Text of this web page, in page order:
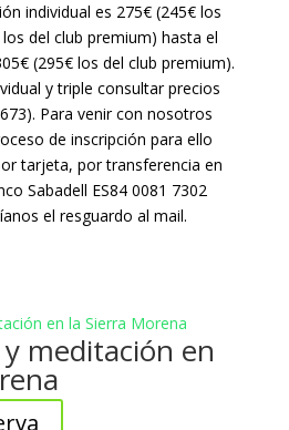
individual es 275€ (245€ los
del club premium) hasta el
(295€ los del club premium).
y triple consultar precios
Para venir con nosotros
de inscripción para ello
tarjeta, por transferencia en
Sabadell ES84 0081 7302
el resguardo al mail.
meditación en